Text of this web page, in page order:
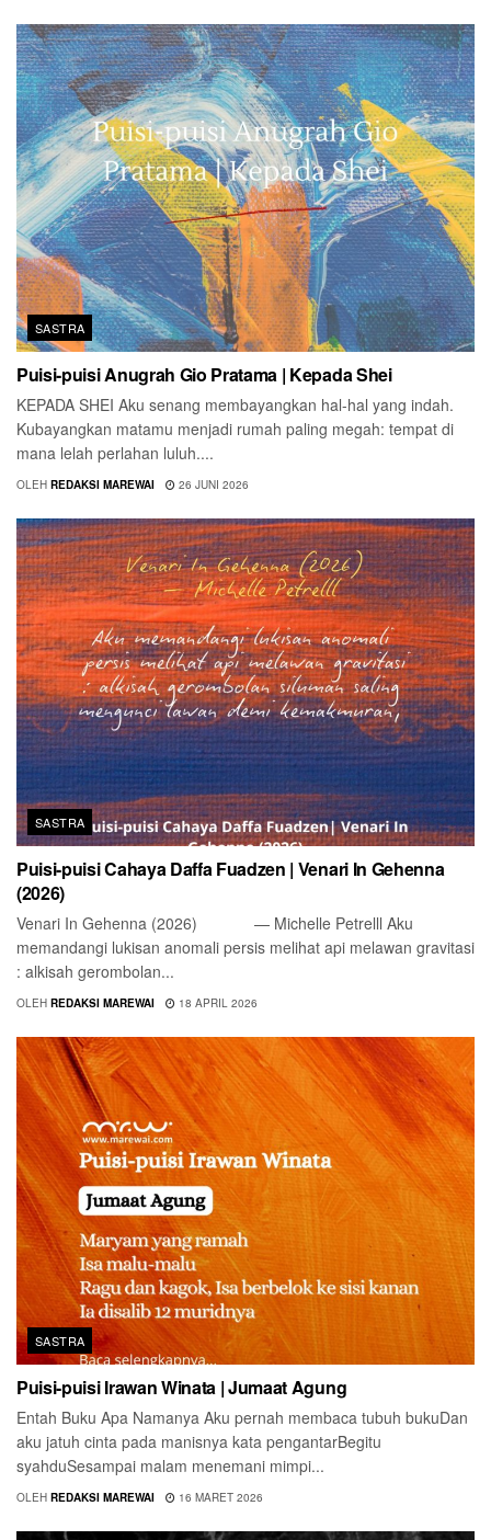
SASTRA
Puisi-puisi Anugrah Gio Pratama | Kepada Shei
KEPADA SHEI Aku senang membayangkan hal-hal yang indah.
Kubayangkan matamu menjadi rumah paling megah: tempat di
mana lelah perlahan luluh....
OLEH REDAKSI MAREWAI 26 JUNI 2026
SASTRA
Puisi-puisi Cahaya Daffa Fuadzen | Venari In Gehenna
(2026)
Venari In Gehenna (2026) — Michelle Petrelll Aku
memandangi lukisan anomali persis melihat api melawan gravitasi
: alkisah gerombolan...
OLEH REDAKSI MAREWAI 18 APRIL 2026
SASTRA
Puisi-puisi Irawan Winata | Jumaat Agung
Entah Buku Apa Namanya Aku pernah membaca tubuh bukuDan
aku jatuh cinta pada manisnya kata pengantarBegitu
syahduSesampai malam menemani mimpi...
OLEH REDAKSI MAREWAI 16 MARET 2026